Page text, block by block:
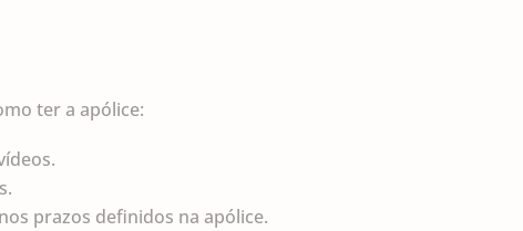
ter a apólice:
prazos definidos na apólice.